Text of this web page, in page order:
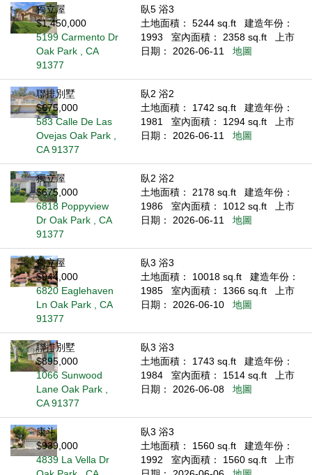
獨立屋
$1,450,000
5199 Carmento Dr
Oak Park , CA
91377
臥5 浴3
土地面積： 5244 sq.ft
建造年份：
1993
室內面積： 2358 sq.ft
上市
日期： 2026-06-11
地圖
聯排別墅
$675,000
583 Calle De Las
Ovejas Oak Park ,
CA 91377
臥2 浴2
土地面積： 1742 sq.ft
建造年份：
1981
室內面積： 1294 sq.ft
上市
日期： 2026-06-11
地圖
獨立屋
$675,000
6818 Poppyview
Dr Oak Park , CA
91377
臥2 浴2
土地面積： 2178 sq.ft
建造年份：
1986
室內面積： 1012 sq.ft
上市
日期： 2026-06-11
地圖
獨立屋
$944,000
6820 Eaglehaven
Ln Oak Park , CA
91377
臥3 浴3
土地面積： 10018 sq.ft
建造年份：
1985
室內面積： 1366 sq.ft
上市
日期： 2026-06-10
地圖
聯排別墅
$895,000
1066 Sunwood
Lane Oak Park ,
CA 91377
臥3 浴3
土地面積： 1743 sq.ft
建造年份：
1984
室內面積： 1514 sq.ft
上市
日期： 2026-06-08
地圖
康斗
$939,000
4839 La Vella Dr
臥3 浴3
土地面積： 1560 sq.ft
建造年份：
1992
室內面積： 1560 sq.ft
上市